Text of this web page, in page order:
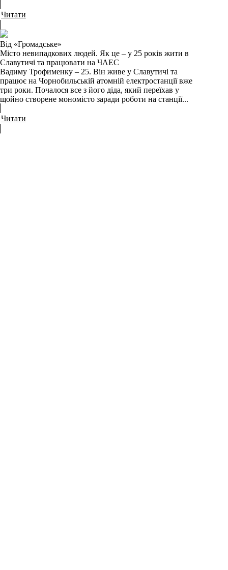
Читати
Від «Громадське»
Місто невипадкових людей. Як це – у 25 років жити в
Славутичі та працювати на ЧАЕС
Вадиму Трофименку – 25. Він живе у Славутичі та
працює на Чорнобильській атомній електростанції вже
три роки. Почалося все з його діда, який переїхав у
щойно створене мономісто заради роботи на станції...
Читати